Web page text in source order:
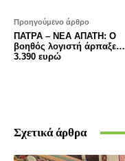
Προηγούμενο άρθρο
ΠΑΤΡΑ – ΝΕΑ ΑΠΑΤΗ: Ο
βοηθός λογιστή άρπαξε…
3.390 ευρώ
Σχετικά άρθρα